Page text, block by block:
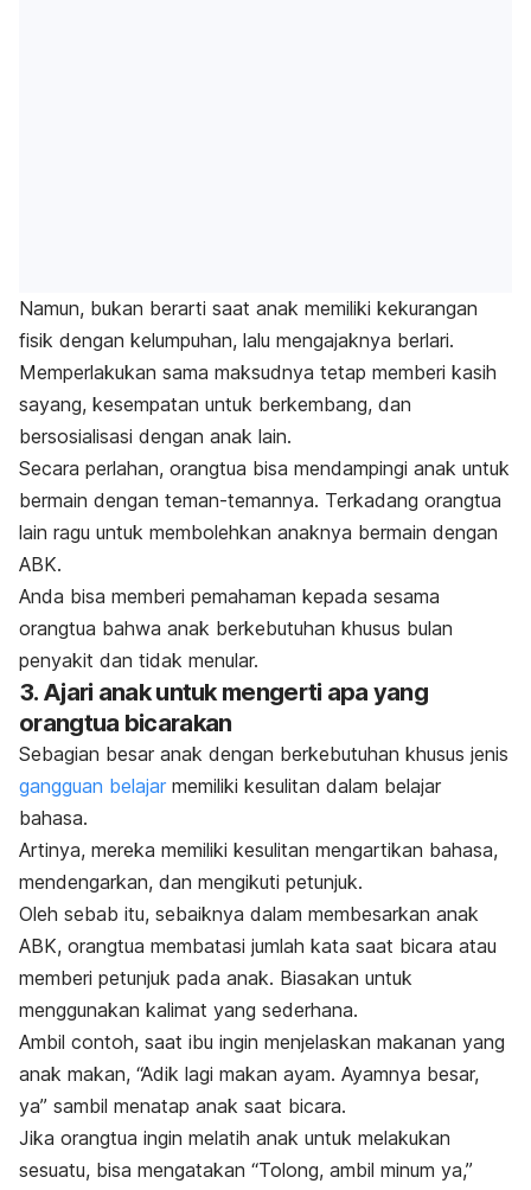
Namun, bukan berarti saat anak memiliki kekurangan
fisik dengan kelumpuhan, lalu mengajaknya berlari.
Memperlakukan sama maksudnya tetap memberi kasih
sayang, kesempatan untuk berkembang, dan
bersosialisasi dengan anak lain.
Secara perlahan, orangtua bisa mendampingi anak untuk
bermain dengan teman-temannya. Terkadang orangtua
lain ragu untuk membolehkan anaknya bermain dengan
ABK.
Anda bisa memberi pemahaman kepada sesama
orangtua bahwa anak berkebutuhan khusus bulan
penyakit dan tidak menular.
3. Ajari anak untuk mengerti apa yang
orangtua bicarakan
Sebagian besar anak dengan berkebutuhan khusus jenis
gangguan belajar memiliki kesulitan dalam belajar
bahasa.
Artinya, mereka memiliki kesulitan mengartikan bahasa,
mendengarkan, dan mengikuti petunjuk.
Oleh sebab itu, sebaiknya dalam membesarkan anak
ABK, orangtua membatasi jumlah kata saat bicara atau
memberi petunjuk pada anak. Biasakan untuk
menggunakan kalimat yang sederhana.
Ambil contoh, saat ibu ingin menjelaskan makanan yang
anak makan, “Adik lagi makan ayam. Ayamnya besar,
ya” sambil menatap anak saat bicara.
Jika orangtua ingin melatih anak untuk melakukan
sesuatu, bisa mengatakan “Tolong, ambil minum ya,”